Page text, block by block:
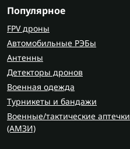
Популярное
FPV дроны
Автомобильные РЭБы
Антенны
Детекторы дронов
Военная одежда
Турникеты и бандажи
Военные/тактические аптечки
(AMЗИ)